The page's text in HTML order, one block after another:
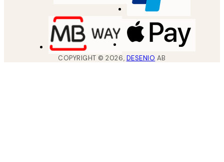
COPYRIGHT ©2026, DESENIO AB